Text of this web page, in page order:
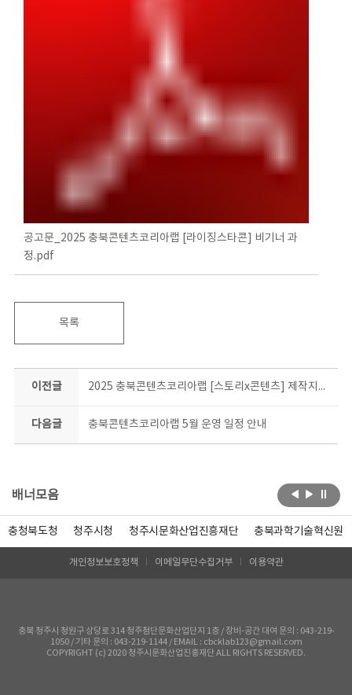
공고문_2025 충북콘텐츠코리아랩 [라이징스타콘] 비기너 과
정.pdf
목록
이전글 2025 충북콘텐츠코리아랩 [스토리x콘텐츠] 제작지원사업 최종 합격자 안내
다음글 충북콘텐츠코리아랩 5월 운영 일정 안내
배너모음
충청북도청 청주시청 청주시문화산업진흥재단 충북과학기술혁신원
개인정보보호정책 이메일무단수집거부 이용약관
충북 청주시 청원구 상당로 314 청주첨단문화산업단지 1층 / 장비-공간 대여 문의 : 043-219-
1050 / 기타 문의 : 043-219-1144 / EMAIL : cbcklab123@gmail.com
COPYRIGHT (c) 2020 청주시문화산업진흥재단 ALL RIGHTS RESERVED.